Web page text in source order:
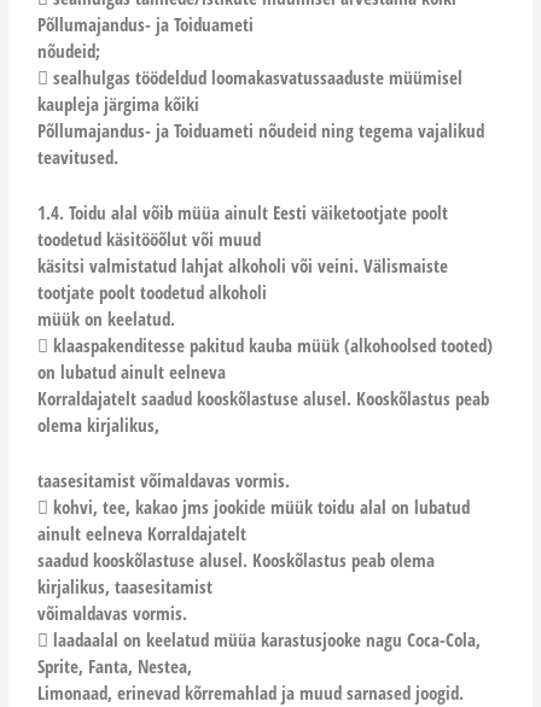
Põllumajandus- ja Toiduameti
nõudeid;
 sealhulgas töödeldud loomakasvatussaaduste müümisel
kaupleja järgima kõiki
Põllumajandus- ja Toiduameti nõudeid ning tegema vajalikud
teavitused.
1.4. Toidu alal võib müüa ainult Eesti väiketootjate poolt
toodetud käsitööõlut või muud
käsitsi valmistatud lahjat alkoholi või veini. Välismaiste
tootjate poolt toodetud alkoholi
müük on keelatud.
 klaaspakenditesse pakitud kauba müük (alkohoolsed tooted)
on lubatud ainult eelneva
Korraldajatelt saadud kooskõlastuse alusel. Kooskõlastus peab
olema kirjalikus,
taasesitamist võimaldavas vormis.
 kohvi, tee, kakao jms jookide müük toidu alal on lubatud
ainult eelneva Korraldajatelt
saadud kooskõlastuse alusel. Kooskõlastus peab olema
kirjalikus, taasesitamist
võimaldavas vormis.
 laadaalal on keelatud müüa karastusjooke nagu Coca-Cola,
Sprite, Fanta, Nestea,
Limonaad, erinevad kõrremahlad ja muud sarnased joogid.